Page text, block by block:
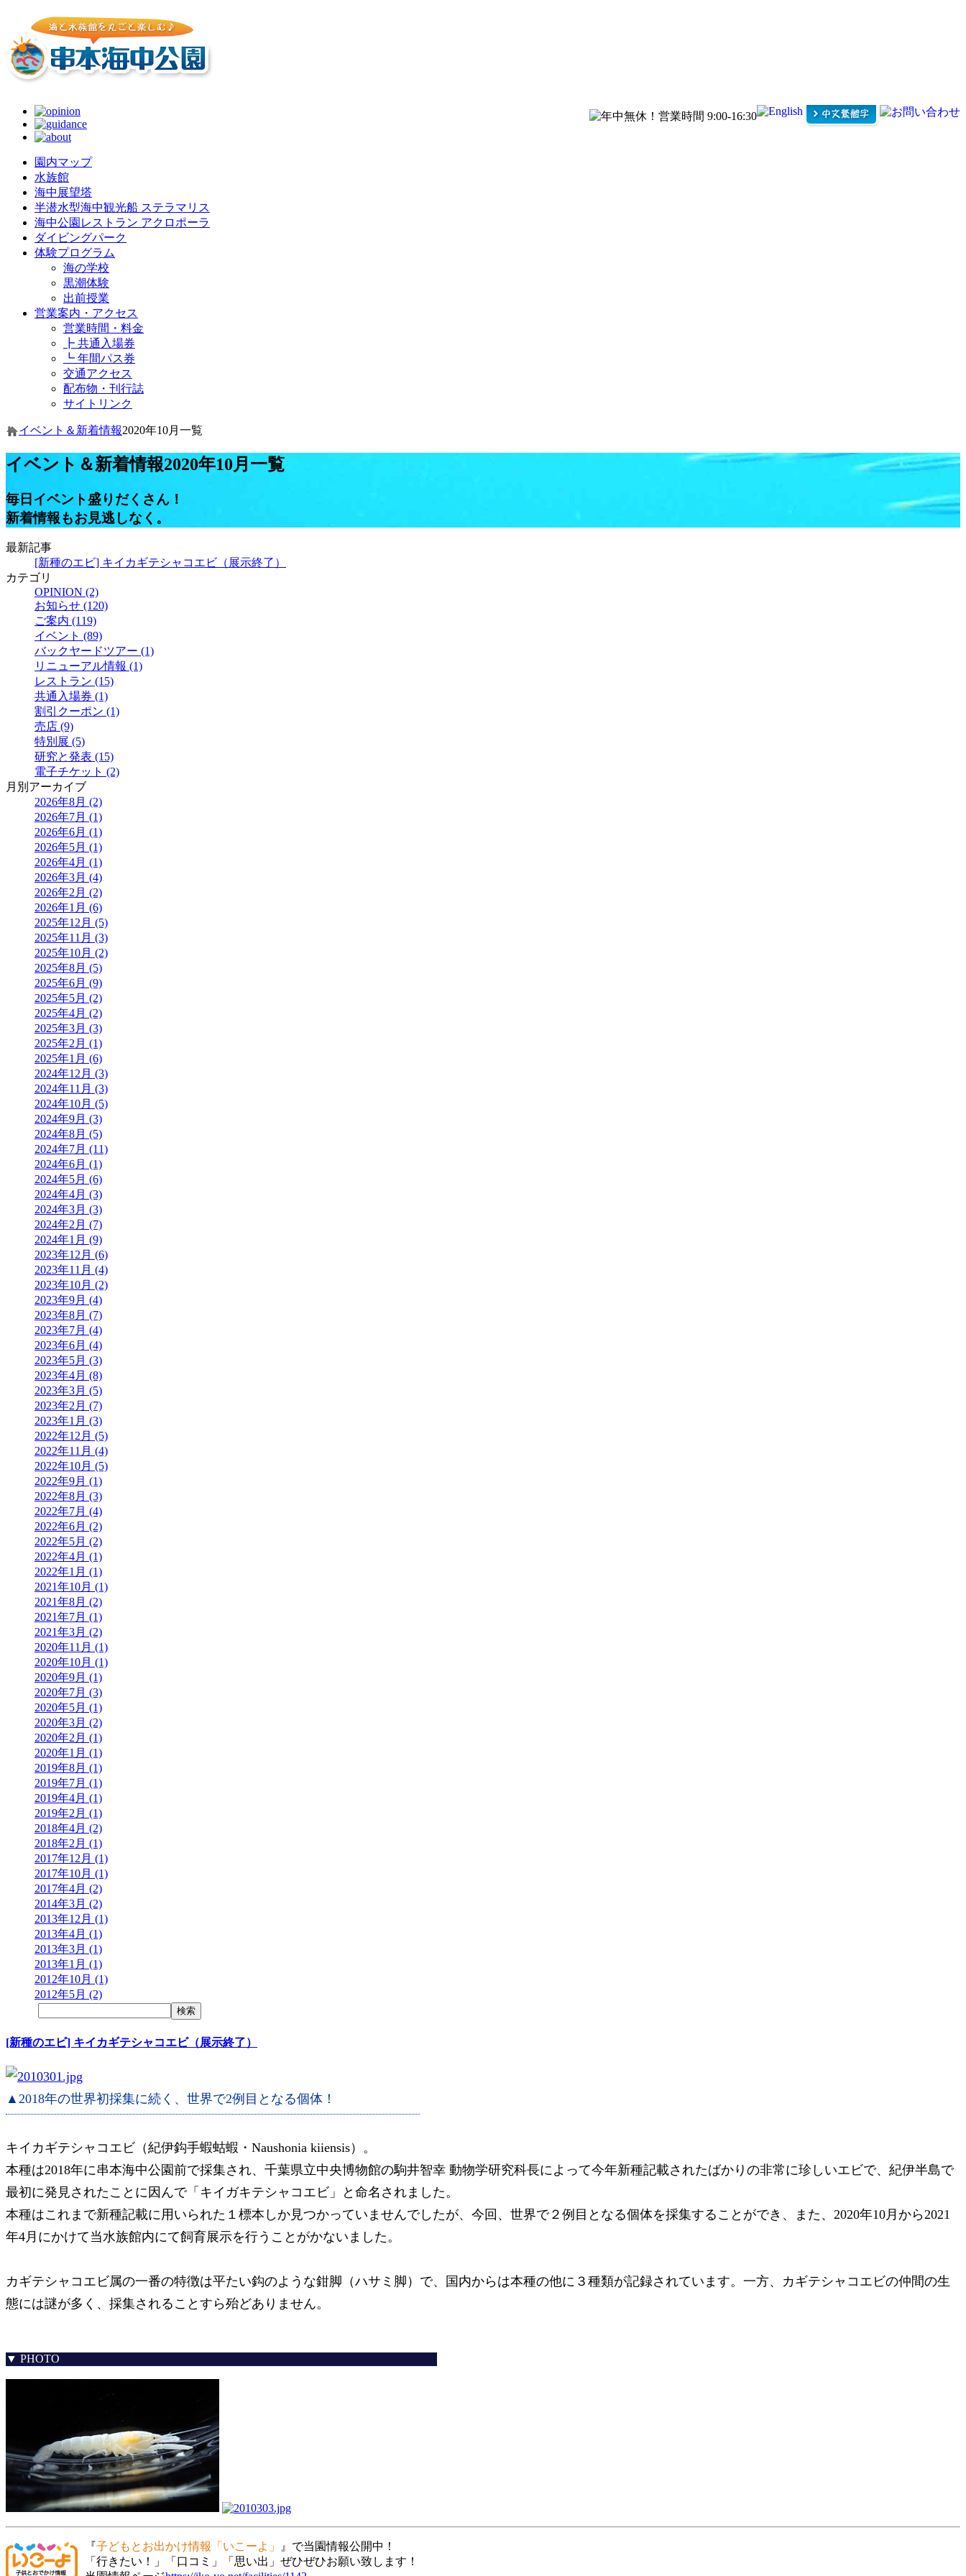
園内マップ
水族館
海中展望塔
半潜水型海中観光船 ステラマリス
海中公園レストラン アクロポーラ
ダイビングパーク
体験プログラム
海の学校
黒潮体験
出前授業
営業案内・アクセス
営業時間・料金
┣ 共通入場券
┗ 年間パス券
交通アクセス
配布物・刊行誌
サイトリンク
イベント＆新着情報2020年10月一覧
イベント＆新着情報2020年10月一覧
毎日イベント盛りだくさん！
新着情報もお見逃しなく。
最新記事
[新種のエビ] キイカギテシャコエビ（展示終了）
カテゴリ
OPINION (2)
お知らせ (120)
ご案内 (119)
イベント (89)
バックヤードツアー (1)
リニューアル情報 (1)
レストラン (15)
共通入場券 (1)
割引クーポン (1)
売店 (9)
特別展 (5)
研究と発表 (15)
電子チケット (2)
月別アーカイブ
2026年8月 (2)
2026年7月 (1)
2026年6月 (1)
2026年5月 (1)
2026年4月 (1)
2026年3月 (4)
2026年2月 (2)
2026年1月 (6)
2025年12月 (5)
2025年11月 (3)
2025年10月 (2)
2025年8月 (5)
2025年6月 (9)
2025年5月 (2)
2025年4月 (2)
2025年3月 (3)
2025年2月 (1)
2025年1月 (6)
2024年12月 (3)
2024年11月 (3)
2024年10月 (5)
2024年9月 (3)
2024年8月 (5)
2024年7月 (11)
2024年6月 (1)
2024年5月 (6)
2024年4月 (3)
2024年3月 (3)
2024年2月 (7)
2024年1月 (9)
2023年12月 (6)
2023年11月 (4)
2023年10月 (2)
2023年9月 (4)
2023年8月 (7)
2023年7月 (4)
2023年6月 (4)
2023年5月 (3)
2023年4月 (8)
2023年3月 (5)
2023年2月 (7)
2023年1月 (3)
2022年12月 (5)
2022年11月 (4)
2022年10月 (5)
2022年9月 (1)
2022年8月 (3)
2022年7月 (4)
2022年6月 (2)
2022年5月 (2)
2022年4月 (1)
2022年1月 (1)
2021年10月 (1)
2021年8月 (2)
2021年7月 (1)
2021年3月 (2)
2020年11月 (1)
2020年10月 (1)
2020年9月 (1)
2020年7月 (3)
2020年5月 (1)
2020年3月 (2)
2020年2月 (1)
2020年1月 (1)
2019年8月 (1)
2019年7月 (1)
2019年4月 (1)
2019年2月 (1)
2018年4月 (2)
2018年2月 (1)
2017年12月 (1)
2017年10月 (1)
2017年4月 (2)
2014年3月 (2)
2013年12月 (1)
2013年4月 (1)
2013年3月 (1)
2013年1月 (1)
2012年10月 (1)
2012年5月 (2)
[新種のエビ] キイカギテシャコエビ（展示終了）
▲2018年の世界初採集に続く、世界で2例目となる個体！
キイカギテシャコエビ（紀伊鈎手蝦蛄蝦・Naushonia kiiensis）。
本種は2018年に串本海中公園前で採集され、千葉県立中央博物館の駒井智幸 動物学研究科長によって今年新種記載されたばかりの非常に珍しいエビで、紀伊半島で
最初に発見されたことに因んで「キイガキテシャコエビ」と命名されました。
本種はこれまで新種記載に用いられた１標本しか見つかっていませんでしたが、今回、世界で２例目となる個体を採集することができ、また、2020年10月から2021
年4月にかけて当水族館内にて飼育展示を行うことがかないました。
カギテシャコエビ属の一番の特徴は平たい鈎のような鉗脚（ハサミ脚）で、国内からは本種の他に３種類が記録されています。一方、カギテシャコエビの仲間の生
態には謎が多く、採集されることすら殆どありません。
▼ PHOTO
『子どもとお出かけ情報「いこーよ」
』で当園情報公開中！
「行きたい！」「口コミ」「思い出」ぜひぜひお願い致します！